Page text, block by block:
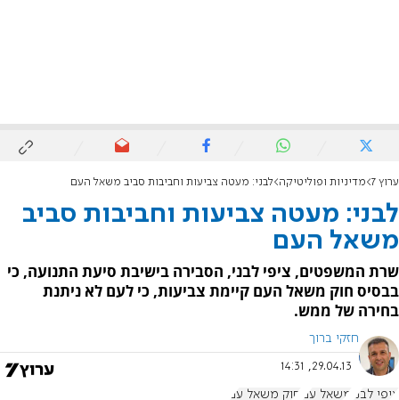
ערוץ 7 מדיניות ופוליטיקה לבני: מעטה צביעות וחביבות סביב משאל העם
לבני: מעטה צביעות וחביבות סביב
משאל העם
שרת המשפטים, ציפי לבני, הסבירה בישיבת סיעת התנועה, כי
בבסיס חוק משאל העם קיימת צביעות, כי לעם לא ניתנת
בחירה של ממש.
חזקי ברוך
29.04.13, 14:31
ציפי לבני משאל עם חוק משאל עם